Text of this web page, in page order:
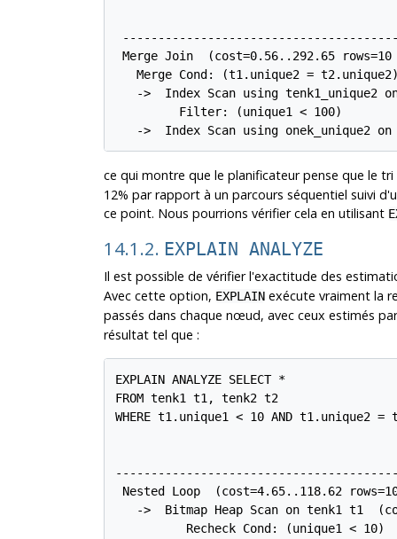
Merge Join  (cost=0.56..292.65 rows=10
Merge Cond: (t1.unique2 =
->  Index Scan using tenk1_unique2
         Filter: (unique1 < 100)
->  Index Scan using onek_unique2
ce qui montre que le planificateur pense que le
12% par rapport à un parcours séquentiel suivi
ce point. Nous pourrions vérifier cela en utilisant
14.1.2. EXPLAIN ANALYZE
Il est possible de vérifier l'exactitude des
Avec cette option, EXPLAINexécute vraiment la
passés dans chaque nœud, avec ceux estimés
résultat tel que :
EXPLAIN ANALYZE SELECT *
FROM tenk1 t1, tenk2 t2
WHERE t1.unique1 < 10 AND t1.unique2
Nested Loop  (cost=4.65..118.62
->  Bitmap Heap Scan on tenk1 t1
          Recheck Cond: (unique1 < 10)